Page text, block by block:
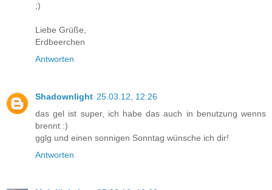
;)
Liebe Grüße,
Erdbeerchen
Antworten
Shadownlight 25.03.12, 12:26
das gel ist super, ich habe das auch in benutzung wenns
brennt :)
gglg und einen sonnigen Sonntag wünsche ich dir!
Antworten